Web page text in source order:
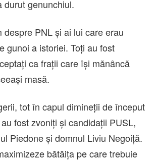
durut genunchiul.
despre PNL și ai lui care erau
gunoi a istoriei. Toți au fost
ca frații care își mănâncă
masă.
tot în capul dimineții de început
fost zvoniți și candidații PUSL,
Piedone și domnul Liviu Negoiță.
bătăița pe care trebuie